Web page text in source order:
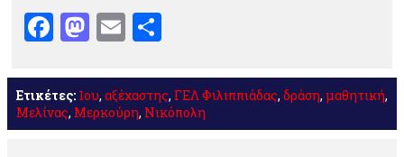
Facebook
Mastodon
Email
Ετικέτες: 1ου, αξέχαστης, ΓΕΛ Φιλιππιάδας, δράση, μαθητική,
Μελίνας, Μερκούρη, Νικόπολη